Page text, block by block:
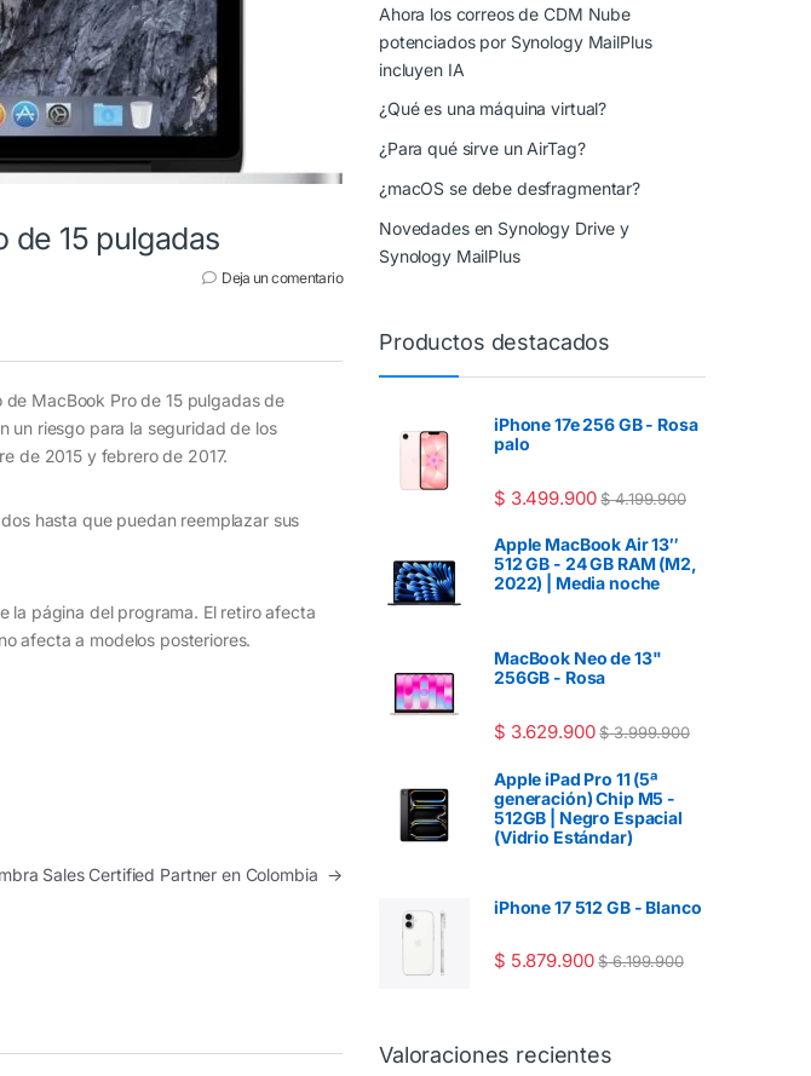
de 15 pulgadas
Deja un comentario
MacBook Pro de 15 pulgadas de
un riesgo para la seguridad de los
de 2015 y febrero de 2017.
hasta que puedan reemplazar sus
la página del programa. El retiro afecta
afecta a modelos posteriores.
Sales Certified Partner en Colombia →
Ahora los correos de CDM Nube
potenciados por Synology MailPlus
incluyen IA
¿Qué es una máquina virtual?
¿Para qué sirve un AirTag?
¿macOS se debe desfragmentar?
Novedades en Synology Drive y
Synology MailPlus
Productos destacados
iPhone 17e 256 GB - Rosa
palo
$ 3.499.900 $4.199.900
Apple MacBook Air 13″
512 GB - 24 GB RAM (M2,
2022) | Media noche
MacBook Neo de 13"
256GB - Rosa
$ 3.629.900 $3.999.900
Apple iPad Pro 11 (5ª
generación) Chip M5 -
512GB | Negro Espacial
(Vidrio Estándar)
iPhone 17 512 GB - Blanco
$ 5.879.900 $6.199.900
Valoraciones recientes